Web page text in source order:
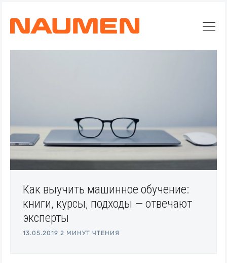
Искать
Блог
service
desk,
мониторинг
Как выучить машинное обучение:
книги, курсы, подходы — отвечают
эксперты
13.05.2019 2 МИНУТ ЧТЕНИЯ